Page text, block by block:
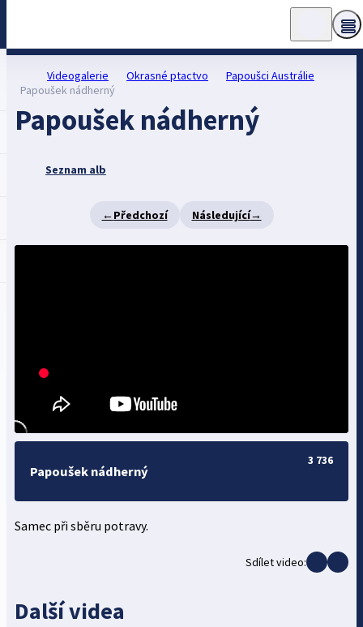
Videogalerie Okrasné ptactvo
Papoušci Austrálie
Papoušek nádherný
Papoušek nádherný
Seznam alb
←Předchozí Následující→
Papoušek nádherný
3 736
Samec při sběru potravy.
Sdílet video:
Další videa